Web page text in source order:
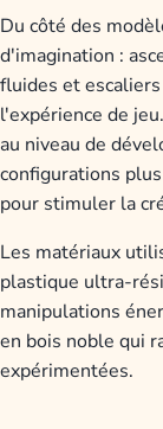
Du côté des
d'imagination :
fluides et
l'expérience de
au niveau de
configurations
pour stimuler la
Les matériaux
plastique ultra-
manipulations
en bois noble qui
expérimentées.